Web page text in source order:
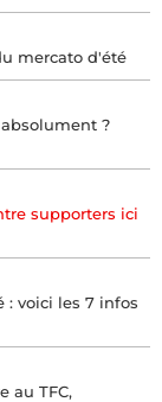
mercato d'été
?
supporters ici
: voici les 7 infos
au TFC,